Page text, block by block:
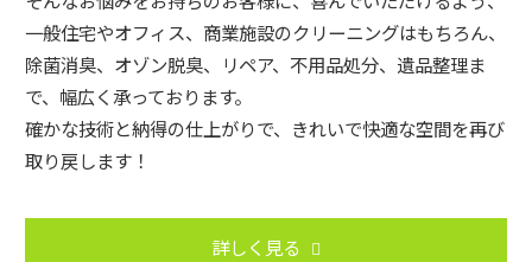
一般住宅やオフィス、商業施設のクリーニングはもちろん、
除菌消臭、オゾン脱臭、リペア、不用品処分、遺品整理ま
で、幅広く承っております。
確かな技術と納得の仕上がりで、きれいで快適な空間を再び
取り戻します！
詳しく見る